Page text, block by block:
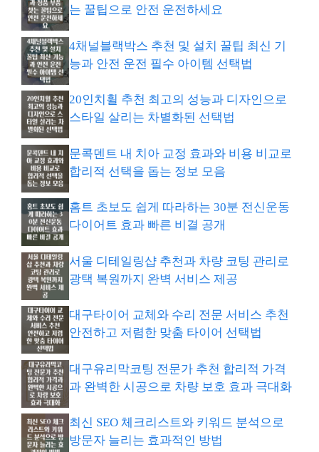
는 꿀팁으로 안전 운전하세요
4채널블랙박스 추천 및 설치 꿀팁 최신 기
능과 안전 운전 필수 아이템 선택법
20인치휠 추천 최고의 성능과 디자인으로
스타일 살리는 차별화된 선택법
문콕덴트 내 치아 교정 효과와 비용 비교로
합리적 선택을 돕는 정보 모음
홈트 초보도 쉽게 따라하는 30분 전신운동
다이어트 효과 빠른 비결 공개
서울 디테일링샵 추천과 차량 코팅 관리로
광택 복원까지 완벽 서비스 제공
대구타이어 교체와 수리 전문 서비스 추천
안전하고 저렴한 맞춤 타이어 선택법
대구유리막코팅 전문가 추천 합리적 가격
과 완벽한 시공으로 차량 보호 효과 극대화
최신 SEO 체크리스트와 키워드 분석으로
방문자 늘리는 효과적인 방법